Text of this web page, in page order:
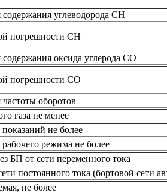
углеводорода СН
погрешности СН
оксида углерода СО
погрешности СО
оборотов
газа не менее
не более
режима не более
БП от сети переменного тока
постоянного тока (бортовой сети
не более